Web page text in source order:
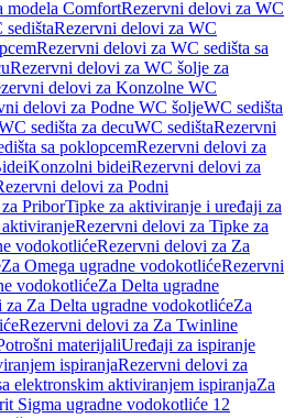
modela ComfortRezervni delovi za WC
sedištaRezervni delovi za WC
Rezervni delovi za WC sedišta sa
Rezervni delovi za WC šolje za
delovi za Konzolne WC
delovi za Podne WC šoljeWC sedišta
sedišta za decuWC sedištaRezervni
sa poklopcemRezervni delovi za
Konzolni bideiRezervni delovi za
delovi za Podni
PriborTipke za aktiviranje i uređaji za
Rezervni delovi za Tipke za
vodokotlićeRezervni delovi za Za
Za Omega ugradne vodokotlićeRezervni
vodokotlićeZa Delta ugradne
Za Delta ugradne vodokotlićeZa
Rezervni delovi za Za Twinline
materijaliUređaji za ispiranje
ispiranjaRezervni delovi za
elektronskim aktiviranjem ispiranjaZa
Sigma ugradne vodokotliće 12